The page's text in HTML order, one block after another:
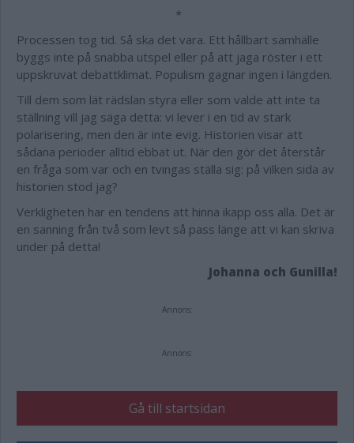
*
Processen tog tid. Så ska det vara. Ett hållbart samhälle
byggs inte på snabba utspel eller på att jaga röster i ett
uppskruvat debattklimat. Populism gagnar ingen i längden.
Till dem som lät rädslan styra eller som valde att inte ta
ställning vill jag säga detta: vi lever i en tid av stark
polarisering, men den är inte evig. Historien visar att
sådana perioder alltid ebbat ut. När den gör det återstår
en fråga som var och en tvingas ställa sig: på vilken sida av
historien stod jag?
Verkligheten har en tendens att hinna ikapp oss alla. Det är
en sanning från två som levt så pass länge att vi kan skriva
under på detta!
Johanna och Gunilla!
Annons:
Annons:
Gå till startsidan